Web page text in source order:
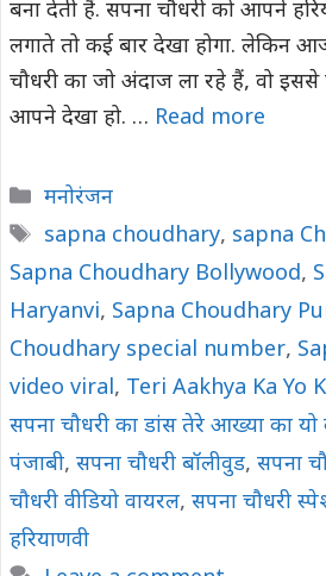
बना देती हैं. सपना चौधरी को आपने
लगाते तो कई बार देखा होगा. लेकिन
चौधरी का जो अंदाज ला रहे हैं, वो
आपने देखा हो. … Read more
Categories
मनोरंजन
Tags
sapna choudhary, sapna
Sapna Choudhary Bollywood,
Haryanvi, Sapna Choudhary
Choudhary special number,
video viral, Teri Aakhya Ka Yo
सपना चौधरी का डांस तेरे आख्या का
पंजाबी, सपना चौधरी बॉलीवुड, सपना
चौधरी वीडियो वायरल, सपना चौधरी
हरियाणवी